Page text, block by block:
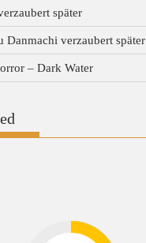
später
Danmachi verzaubert später
– Dark Water